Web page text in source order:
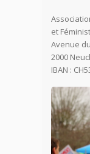
et
Avenue
2000
IBAN :